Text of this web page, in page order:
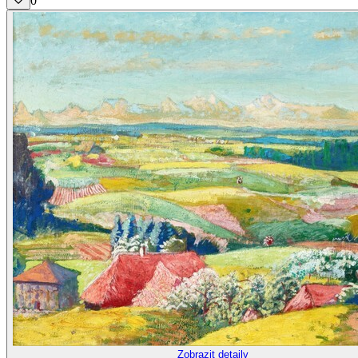
Zobrazit detaily